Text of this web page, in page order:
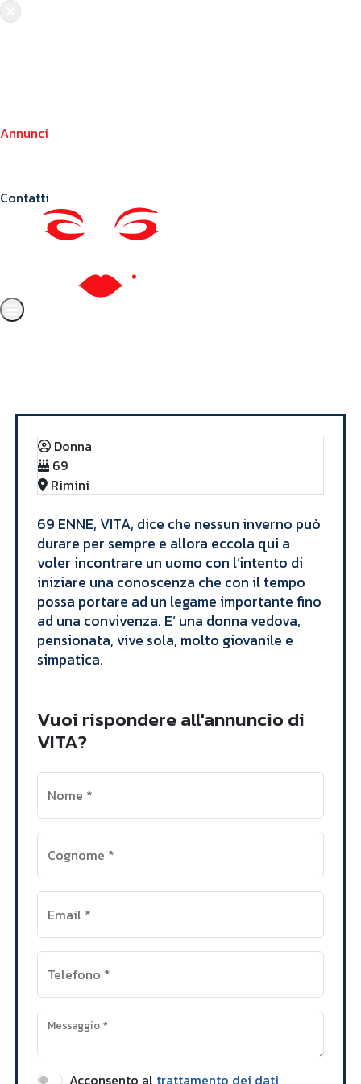
Annunci
Contatti
Annunci
Donna
69
Rimini
​69 ENNE, VITA, dice che nessun inverno può
durare per sempre e allora eccola qui a
voler incontrare un uomo con l’intento di
iniziare una conoscenza che con il tempo
possa portare ad un legame importante fino
ad una convivenza. E’ una donna vedova,
pensionata, vive sola, molto giovanile e
simpatica. ​
Vuoi rispondere all'annuncio di
VITA?
Nome *
Cognome *
Email *
Telefono *
Messaggio*